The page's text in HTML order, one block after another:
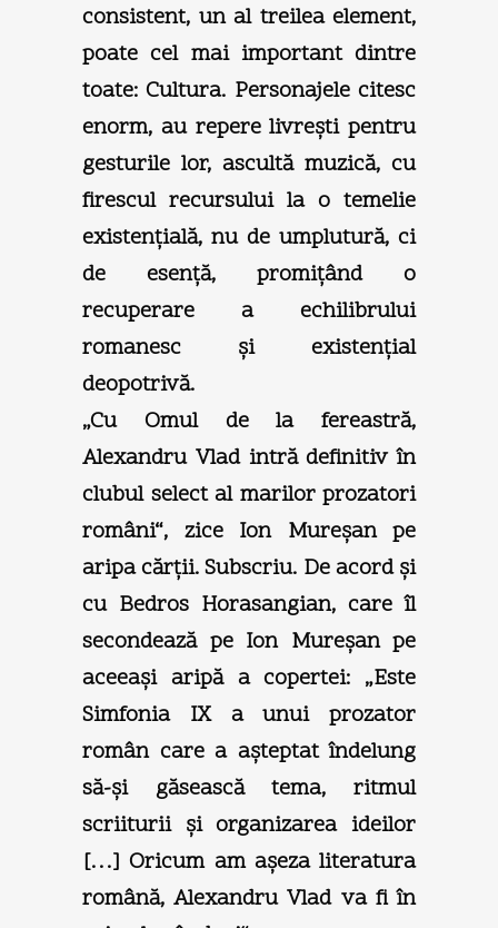
consistent, un al treilea element,
poate cel mai important dintre
toate: Cultura. Personajele citesc
enorm, au repere livreşti pentru
gesturile lor, ascultă muzică, cu
firescul recursului la o temelie
existenţială, nu de umplutură, ci
de esenţă, promiţând o
recuperare a echilibrului
romanesc şi existenţial
deopotrivă.
„Cu Omul de la fereastră,
Alexandru Vlad intră definitiv în
clubul select al marilor prozatori
români“, zice Ion Mureşan pe
aripa cărţii. Subscriu. De acord şi
cu Bedros Horasangian, care îl
secondează pe Ion Mureşan pe
aceeaşi aripă a copertei: „Este
Simfonia IX a unui prozator
român care a aşteptat îndelung
să-şi găsească tema, ritmul
scriiturii şi organizarea ideilor
[…] Oricum am aşeza literatura
română, Alexandru Vlad va fi în